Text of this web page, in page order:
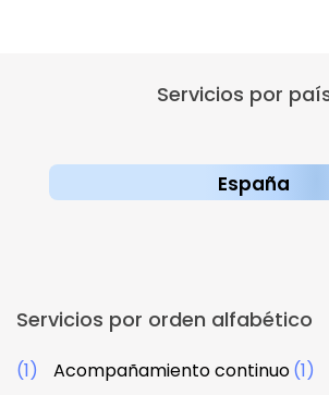
Servicios por
España
Servicios por orden alfabético
(1) Acompañamiento continuo(1)